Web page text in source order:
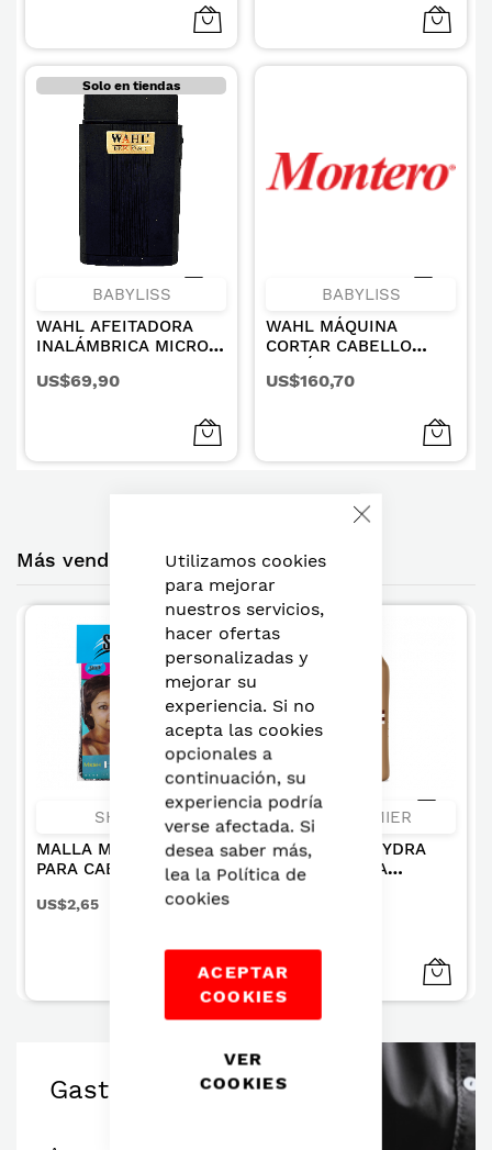
Close
Utilizamos cookies
para mejorar
nuestros servicios,
hacer ofertas
personalizadas y
mejorar su
experiencia. Si no
acepta las cookies
opcionales a
continuación, su
experiencia podría
verse afectada. Si
desea saber más,
lea la Política de
cookies
ACEPTAR
COOKIES
VER
COOKIES
Solo en tiendas
BABYLISS
WAHL AFEITADORA
INALÁMBRICA MICRO
US$69,90
BABYLISS
WAHL MÁQUINA
CORTAR CABELLO
CUCHILLA T 100 MIN
US$160,70
Más vendidos montero
SHOCK
MALLA MEDIANA
PARA CABELLO
US$2,65
RECAMIER
SHAMPOO HYDRA
REPAIR PARA
Gastronomía